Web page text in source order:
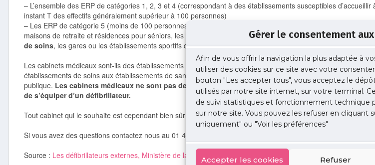
Gérer le consentement
Afin de vous offrir la navigation la plus adaptée à
utiliser des cookies sur ce site avec votre
bouton "Les accepter tous", vous acceptez le
utilisés par notre site internet, sur votre terminal.
de suivi statistiques et fonctionnement technique
sur notre site. Vous pouvez les refuser en cliquant
uniquement" ou "Voir les préférences"
Accepter les cookies Refuser
– L’ensemble des ERP de catégories 1, 2, 3 et 4 (correspondant à des établissements susceptibles d’accueillir
instant T des effectifs généralement supérieur à 100 personnes)
– Les ERP de catégorie 5 (moins de 100 personnes) types: structures d’accueil pour personnes âgées telles
maisons de retraite et résidences pour séniors, les établissements accueillant un public handicapé,les
de soins, les gares ou les établissements sportifs clos et couverts.
Les cabinets médicaux sont-ils des établissements de soins ? Non, selon le ministère de la Santé qui assimile
établissements de soins aux établissements de santé, conformément à l’article 6111-1 du code de la santé
publique. Les cabinets médicaux ne sont pas des établissements de santé et n’ont donc pas
de s’équiper d’un défibrillateur.
Tout cabinet qui le souhaite est cependant bien sûr libre de le faire.
Si vous avez des questions contactez nous au 01 45 45 45 45
Source : Les défibrillateurs externes, Ministère de la Santé, 2 mai 2023